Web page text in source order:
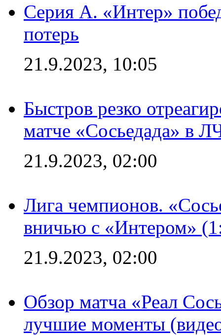
Серия А. «Интер»
потерь
21.9.2023, 10:05
Быстров резко
матче «Сосьедада» в
21.9.2023, 02:00
Лига чемпионов.
вничью с «Интером»
21.9.2023, 02:00
Обзор матча «Реал
лучшие моменты